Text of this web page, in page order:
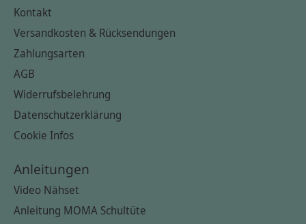
Kontakt
Versandkosten & Rücksendungen
Zahlungsarten
AGB
Widerrufsbelehrung
Datenschutzerklärung
Cookie Infos
Anleitungen
Video Nähset
Anleitung MOMA Schultüte